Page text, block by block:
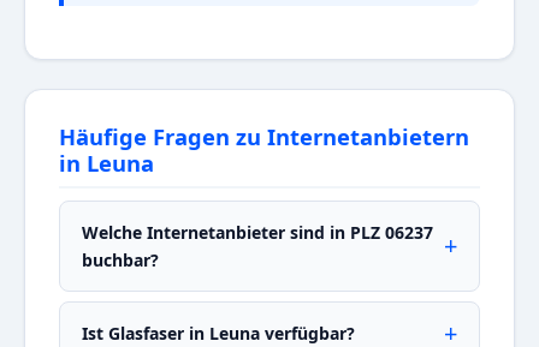
Häufige Fragen zu Internetanbietern
in Leuna
Welche Internetanbieter sind in PLZ 06237
buchbar?
Ist Glasfaser in Leuna verfügbar?